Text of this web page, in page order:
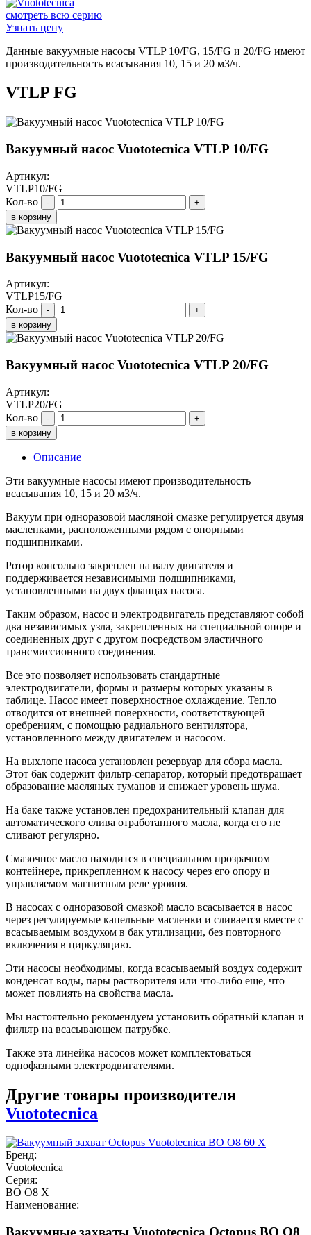
смотреть всю серию
Узнать цену
Данные вакуумные насосы VTLP 10/FG, 15/FG и 20/FG имеют
производительность всасывания 10, 15 и 20 м3/ч.
VTLP FG
Вакуумный насос Vuototecnica VTLP 10/FG
Артикул:
VTLP10/FG
Кол-во
-
+
в корзину
Вакуумный насос Vuototecnica VTLP 15/FG
Артикул:
VTLP15/FG
Кол-во
-
+
в корзину
Вакуумный насос Vuototecnica VTLP 20/FG
Артикул:
VTLP20/FG
Кол-во
-
+
в корзину
Описание
Эти вакуумные насосы имеют производительность
всасывания 10, 15 и 20 м3/ч.
Вакуум при одноразовой масляной смазке регулируется двумя
масленками, расположенными рядом с опорными
подшипниками.
Ротор консольно закреплен на валу двигателя и
поддерживается независимыми подшипниками,
установленными на двух фланцах насоса.
Таким образом, насос и электродвигатель представляют собой
два независимых узла, закрепленных на специальной опоре и
соединенных друг с другом посредством эластичного
трансмиссионного соединения.
Все это позволяет использовать стандартные
электродвигатели, формы и размеры которых указаны в
таблице. Насос имеет поверхностное охлаждение. Тепло
отводится от внешней поверхности, соответствующей
оребрениям, с помощью радиального вентилятора,
установленного между двигателем и насосом.
На выхлопе насоса установлен резервуар для сбора масла.
Этот бак содержит фильтр-сепаратор, который предотвращает
образование масляных туманов и снижает уровень шума.
На баке также установлен предохранительный клапан для
автоматического слива отработанного масла, когда его не
сливают регулярно.
Смазочное масло находится в специальном прозрачном
контейнере, прикрепленном к насосу через его опору и
управляемом магнитным реле уровня.
В насосах с одноразовой смазкой масло всасывается в насос
через регулируемые капельные масленки и сливается вместе с
всасываемым воздухом в бак утилизации, без повторного
включения в циркуляцию.
Эти насосы необходимы, когда всасываемый воздух содержит
конденсат воды, пары растворителя или что-либо еще, что
может повлиять на свойства масла.
Мы настоятельно рекомендуем установить обратный клапан и
фильтр на всасывающем патрубке.
Также эта линейка насосов может комплектоваться
однофазными электродвигателями.
Другие товары производителя
Vuototecnica
Бренд:
Vuototecnica
Серия:
BO O8 X
Наименование:
Вакуумные захваты Vuototecnica Octopus BO O8